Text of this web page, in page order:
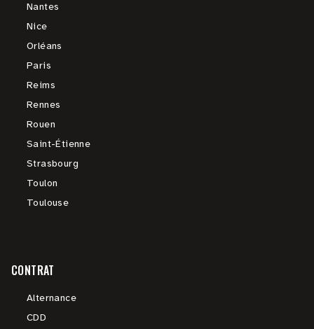
Nantes
Nice
Orléans
Paris
Reims
Rennes
Rouen
Saint-Étienne
Strasbourg
Toulon
Toulouse
CONTRAT
Alternance
CDD